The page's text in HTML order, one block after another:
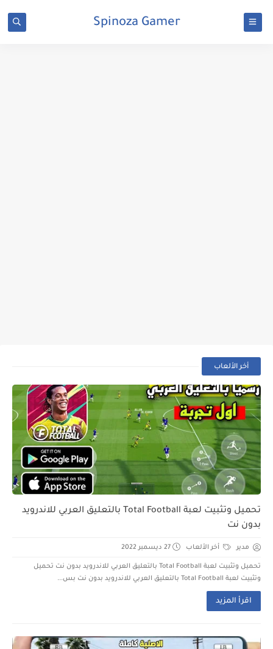
Spinoza Gamer
أخر الألعاب
تحميل وتثبيت لعبة Total Football بالتعليق العربي للاندرويد
بدون نت
مدير أخر الألعاب 27 ديسمبر 2022
تحميل وتثبيت لعبة Total Football بالتعليق العربي للاندرويد بدون نت تحميل
وتثبيت لعبة Total Football بالتعليق العربي للاندرويد بدون نت بس...
اقرأ المزيد